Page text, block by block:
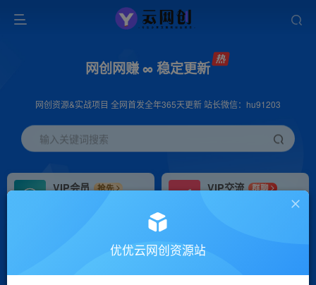
网创网赚 ∞ 稳定更新
网创资源&实战项目 全网首发全年365天更新 站长微信：hu91203
输入关键词搜索
VIP会员
抢先
VIP交流
群聊
研究探讨更多创业项目路子。
会员专属推广链接优优云网创资源站